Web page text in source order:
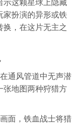
示这颗星球上隐藏
家扮演的异形或铁
换，在这片无主之
通风管道中无声潜
张地图两种狩猎方
面，铁血战士将猎